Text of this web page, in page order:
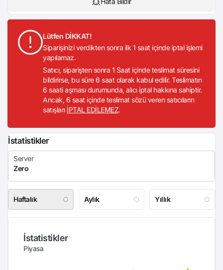
Lütfen DİKKAT!
Siparişinizi verdikten sonra ilk 1 saat içinde iptal işlemi
yapılamaz.
Satıcı, siparişten sonra 1 Saat içinde teslimat süresini
bildirirse, bu süre 6 saat olarak kabul edilir. Teslimatın
6 saati aşması durumunda, alıcı iptal hakkına sahiptir.
Ancak, 6 saat içinde teslimat sözü veren satıcıların
satışları İPTAL EDİLEMEZ.
İstatistikler
Haftalık Aylık Yıllık
İstatistikler
Piyasa